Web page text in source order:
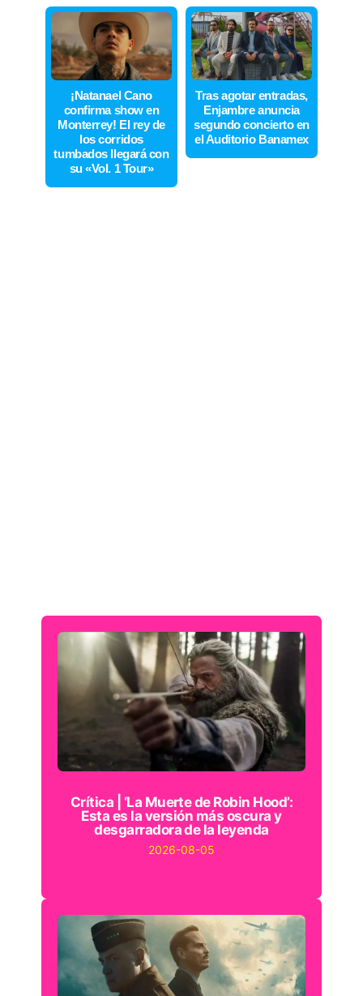
¡Natanael Cano
confirma show en
Monterrey! El rey de
los corridos
tumbados llegará con
su «Vol. 1 Tour»
Tras agotar entradas,
Enjambre anuncia
segundo concierto en
el Auditorio Banamex
Crítica | ‘La Muerte de Robin Hood’:
Esta es la versión más oscura y
desgarradora de la leyenda
2026-08-05